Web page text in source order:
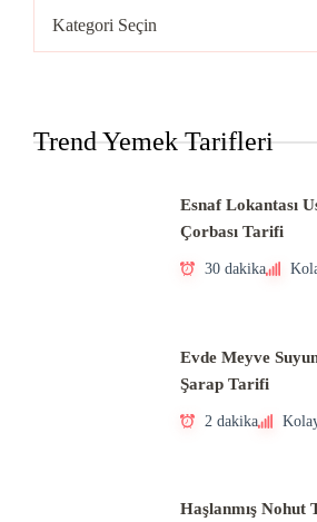
Mutfakları
Trend Yemek Tarifleri
Esnaf Lokantası
Çorbası Tarifi
30 dakika
Evde Meyve
Şarap Tarifi
2 dakika
Haşlanmış Nohut